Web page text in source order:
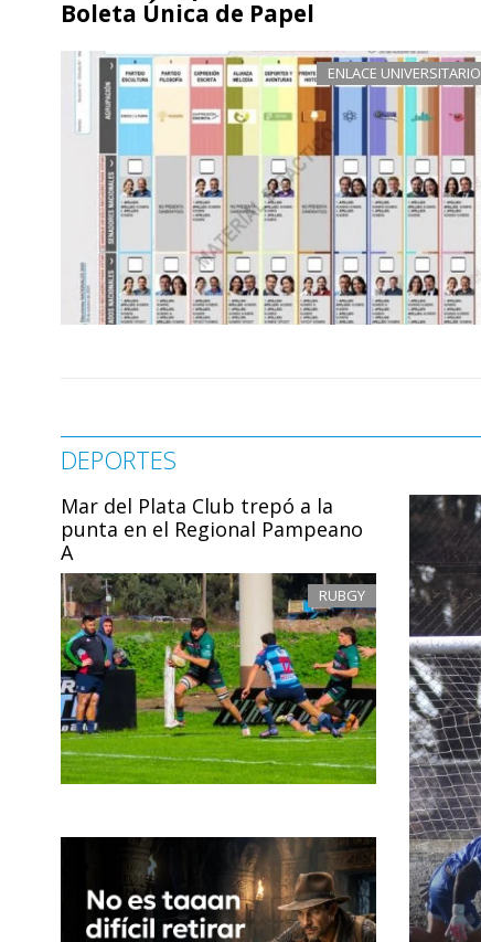
Boleta Única de Papel
ENLACE UNIVERSITARIO
DEPORTES
Mar del Plata Club trepó a la
punta en el Regional Pampeano
A
RUBGY